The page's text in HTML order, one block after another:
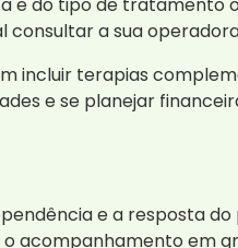
a sua
incluir terapias
e se planejar
e a resposta
acompanhamento em